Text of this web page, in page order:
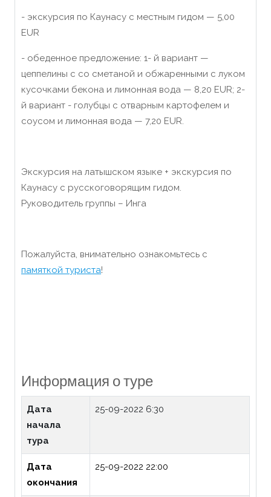
- экскурсия по Каунасу с местным гидом — 5,00
EUR
- обеденное предложение: 1- й вариант —
цеппелины с со сметаной и обжаренными с луком
кусочками бекона и лимонная вода — 8,20 EUR; 2-
й вариант - голубцы с отварным картофелем и
соусом и лимонная вода — 7,20 EUR.
Экскурсия на латышском языке + экскурсия по
Каунасу с русскоговорящим гидом.
Руководитель группы – Инга
Пожалуйста, внимательно ознакомьтесь с
памяткой туриста!
Информация о туре
Дата
начала
тура
25-09-2022 6:30
Дата
окончания
25-09-2022 22:00